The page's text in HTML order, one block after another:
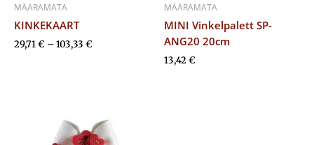
MÄÄRAMATA
KINKEKAART
29,71€ –103,33 €
MÄÄRAMATA
MINI Vinkelpalett SP-
ANG20 20cm
13,42€